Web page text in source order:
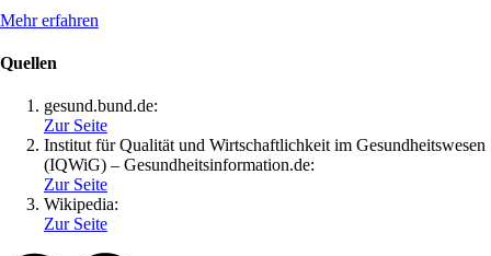
Mehr erfahren
Quellen
gesund.bund.de:
Zur Seite
Institut für Qualität und Wirtschaftlichkeit im Gesundheitswesen
(IQWiG) – Gesundheitsinformation.de:
Zur Seite
Wikipedia:
Zur Seite